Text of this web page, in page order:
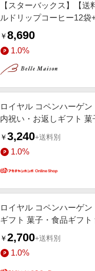
【スターバックス】【
ルドリップコーヒー12袋
￥8,690
1.0%
ロイヤル コペンハーゲ
内祝い・お返しギフト
￥3,240+送料別
1.0%
ロイヤル コペンハーゲ
ギフト 菓子・食品ギフト
￥2,700+送料別
1.0%